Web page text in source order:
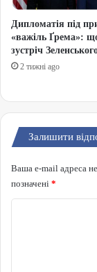
Дипломатія під
«важіль Ґрема»:
зустріч
2 тижні ago
Залишити
Ваша e-mail адреса
позначені *